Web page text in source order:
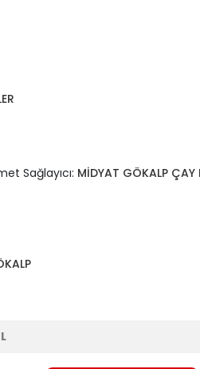
Sağlayıcı: MİDYAT GÖKALP ÇAY